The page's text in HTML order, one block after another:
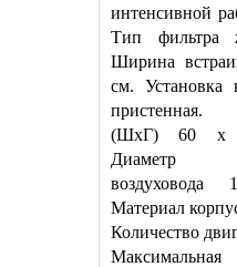
интенсивной
Тип фильтра
Ширина
см. Установка
пристенная.
(ШхГ) 60 x
Диаметр
Материал
Количество
Максимальная